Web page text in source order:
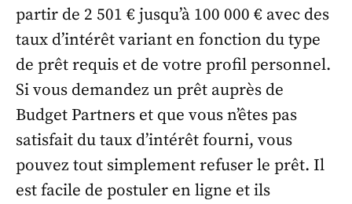
partir de 2 501 € jusqu’à 100 000 € avec des
taux d’intérêt variant en fonction du type
de prêt requis et de votre profil personnel.
Si vous demandez un prêt auprès de
Budget Partners et que vous n’êtes pas
satisfait du taux d’intérêt fourni, vous
pouvez tout simplement refuser le prêt. Il
est facile de postuler en ligne et ils